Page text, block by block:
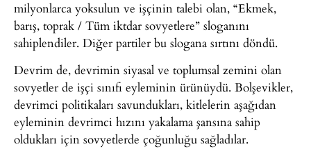
milyonlarca yoksulun ve işçinin talebi olan, “Ekmek,
barış, toprak / Tüm iktdar sovyetlere” sloganını
sahiplendiler. Diğer partiler bu slogana sırtını döndü.
Devrim de, devrimin siyasal ve toplumsal zemini olan
sovyetler de işçi sınıfı eyleminin ürünüydü. Bolşevikler,
devrimci politikaları savundukları, kitlelerin aşağıdan
eyleminin devrimci hızını yakalama şansına sahip
oldukları için sovyetlerde çoğunluğu sağladılar.